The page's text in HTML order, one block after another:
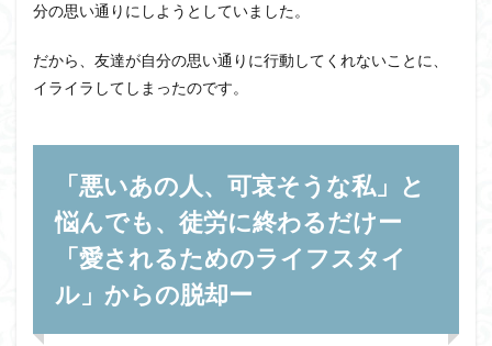
分の思い通りにしようとしていました。
だから、友達が自分の思い通りに行動してくれないことに、
イライラしてしまったのです。
「悪いあの人、可哀そうな私」と
悩んでも、 徒労に終わるだけー
「愛されるためのライフスタイ
ル」からの脱却ー